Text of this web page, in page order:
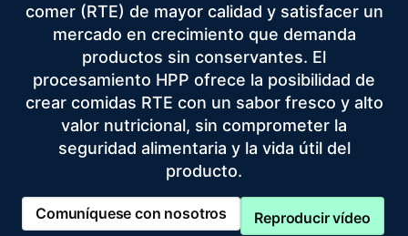
comer (RTE) de mayor calidad y satisfacer un
mercado en crecimiento que demanda
productos sin conservantes. El
procesamiento HPP ofrece la posibilidad de
crear comidas RTE con un sabor fresco y alto
valor nutricional, sin comprometer la
seguridad alimentaria y la vida útil del
producto.
Comuníquese con nosotros Reproducir vídeo